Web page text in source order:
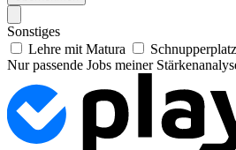
Sonstiges
Lehre mit Matura
Schnupperplatz
Nur passende Jobs meiner